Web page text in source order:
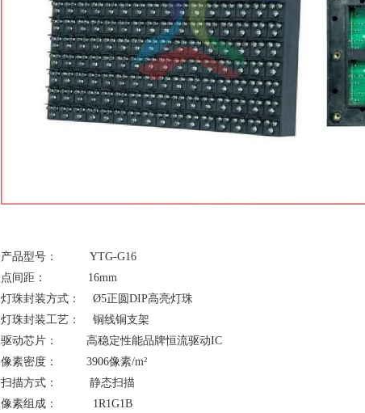
产品型号： YTG-G16
点间距： 16mm
灯珠封装方式： Ø5正圆DIP高亮灯珠
灯珠封装工艺： 铜线铜支架
驱动芯片： 高稳定性能品牌恒流驱动IC
像素密度： 3906像素/m²
扫描方式： 静态扫描
像素组成： 1R1G1B